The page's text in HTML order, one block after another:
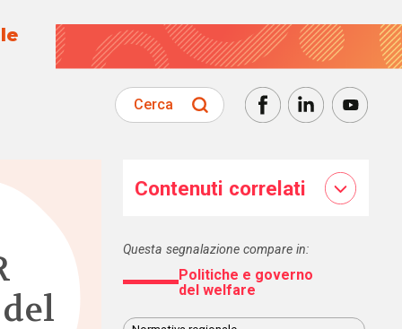
Cerca
Contenuti correlati
Questa segnalazione compare in:
Politiche e governo
del welfare